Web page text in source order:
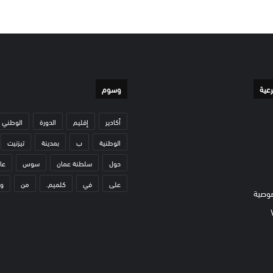
وسوم
أكادير إقليم الدورة
الوطني
الوطنية
ب بمدينة
تيزنيت
حول
سلطنة عمان سوس
على
في كلميم. من و